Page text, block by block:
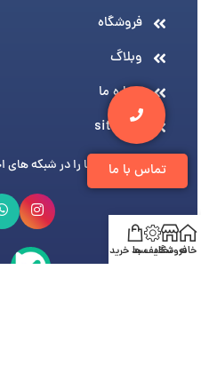
تماس با ما
فروشگاه
وبلاگ
درباره ما
sitemap
ما را در شبکه های
خانهفروشگاه
تخفیف هاسبد خرید